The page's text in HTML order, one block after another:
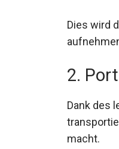
Dies wird
2.
Dank des
macht.